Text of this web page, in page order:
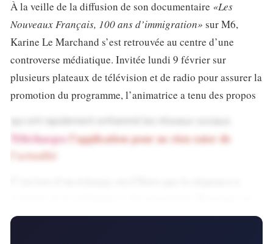
À la veille de la diffusion de son documentaire «Les
Nouveaux Français, 100 ans d’immigration» sur M6,
Karine Le Marchand s’est retrouvée au centre d’une
controverse médiatique. Invitée lundi 9 février sur
plusieurs plateaux de télévision et de radio pour assurer la
promotion du programme, l’animatrice a tenu des propos
Téléchargezl’application pour ne rien rater de
l’actualité
son arrivée à Paris dans les années 1980, Karine Le